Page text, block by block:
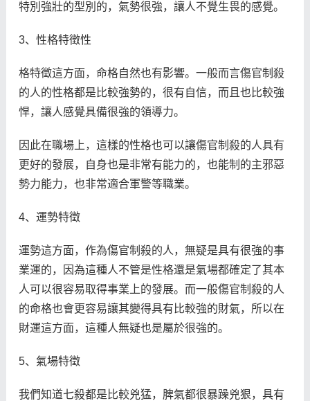
特別強壯的型別的，氣勢很強，讓人不覺生畏的感覺。
3、性格特徵性
格特徵這方面，命格自然也有影響。一般而言傷官制殺
的人的性格都是比較強勢的，很有自信，而且也比較強
悍，讓人感覺具備很強的領導力。
因此在職場上，這樣的性格也可以讓傷官制殺的人具有
更好的發展，自身也是非常有能力的，也能制的主邪惡
勢力能力，也非常適合軍警等職業。
4、運勢特徵
運勢這方面，作為傷官制殺的人，無疑是具有很強的事
業運的，因為這種人不管是性格還是氣場都確定了其本
人可以很容易取得事業上的發展。而一般傷官制殺的人
的命格也會更容易讓其變得具有比較強的財氣，所以在
財運這方面，這種人無疑也是屬於很強的。
5、氣場特徵
我們知道七殺都是比較兇猛，脾氣都很暴躁兇狠，具有